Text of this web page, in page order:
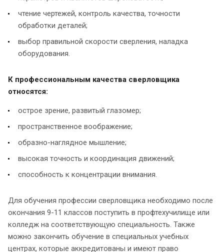
чтение чертежей, контроль качества, точности
обработки деталей;
выбор правильной скорости сверления, наладка
оборудования.
К профессиональным качества сверловщика
относятся:
острое зрение, развитый глазомер;
пространственное воображение;
образно-наглядное мышление;
высокая точность и координация движений;
способность к концентрации внимания.
Для обучения профессии сверловщика необходимо после
окончания 9-11 классов поступить в профтехучилище или
колледж на соответствующую специальность. Также
можно закончить обучение в специальных учебных
центрах, которые аккредитованы и имеют право